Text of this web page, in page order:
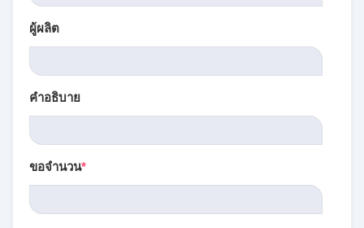
ผู้ผลิต
คำอธิบาย
ขอจำนวน*